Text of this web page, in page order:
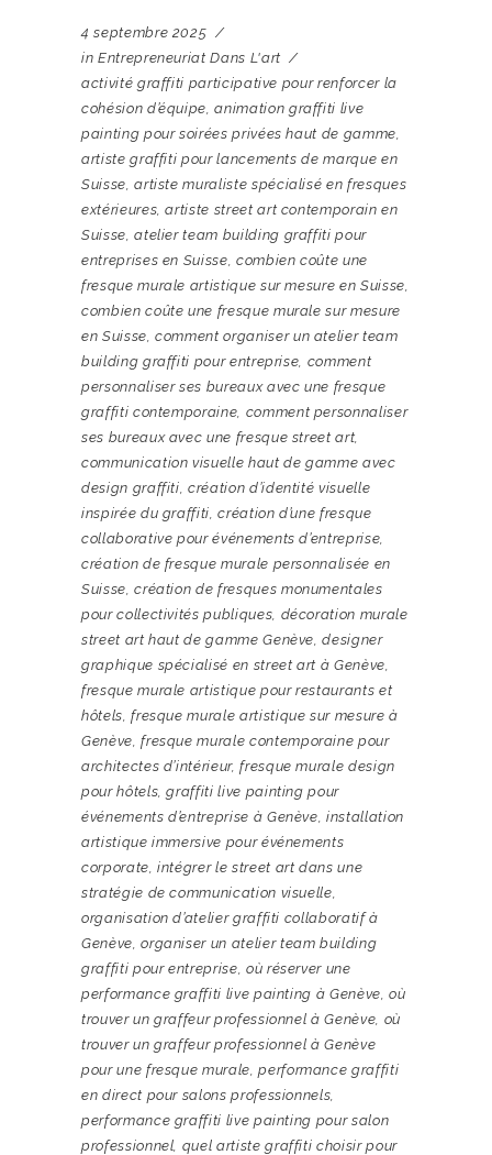
4 septembre 2025
in Entrepreneuriat Dans L'art
activité graffiti participative pour renforcer la
cohésion d’équipe,animation graffiti live
painting pour soirées privées haut de gamme,
artiste graffiti pour lancements de marque en
Suisse,artiste muraliste spécialisé en fresques
extérieures,artiste street art contemporain en
Suisse,atelier team building graffiti pour
entreprises en Suisse, combien coûte une
fresque murale artistique sur mesure en Suisse,
combien coûte une fresque murale sur mesure
en Suisse,comment organiser un atelier team
building graffiti pour entreprise, comment
personnaliser ses bureaux avec une fresque
graffiti contemporaine, comment personnaliser
ses bureaux avec une fresque street art,
communication visuelle haut de gamme avec
design graffiti,création d’identité visuelle
inspirée du graffiti,création d’une fresque
collaborative pour événements d’entreprise,
création de fresque murale personnalisée en
Suisse,création de fresques monumentales
pour collectivités publiques, décoration murale
street art haut de gamme Genève,designer
graphique spécialisé en street art à Genève,
fresque murale artistique pour restaurants et
hôtels,fresque murale artistique sur mesure à
Genève,fresque murale contemporaine pour
architectes d’intérieur,fresque murale design
pour hôtels,graffiti live painting pour
événements d’entreprise à Genève,installation
artistique immersive pour événements
corporate,intégrer le street art dans une
stratégie de communication visuelle,
organisation d’atelier graffiti collaboratif à
Genève,organiser un atelier team building
graffiti pour entreprise, où réserver une
performance graffiti live painting à Genève,où
trouver un graffeur professionnel à Genève, où
trouver un graffeur professionnel à Genève
pour une fresque murale,performance graffiti
en direct pour salons professionnels,
performance graffiti live painting pour salon
professionnel, quel artiste graffiti choisir pour